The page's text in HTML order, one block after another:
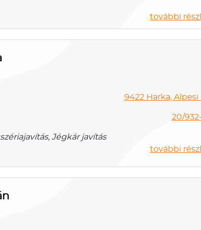
további
9422 Harka, Alpesi
20/
Jégkár javítás
további